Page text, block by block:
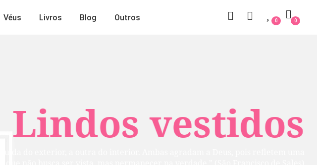
Lindos vestidos
Véus Livros Blog Outros 0
0